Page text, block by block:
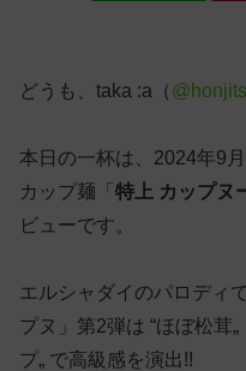
どうも、taka :a（
本日の一杯は、2024年9
カップ麺「 特上 カップヌ
ビューです。
エルシャダイのパロディ
プヌ」第2弾は “ほぼ松茸
プ„ で高級感を演出!!